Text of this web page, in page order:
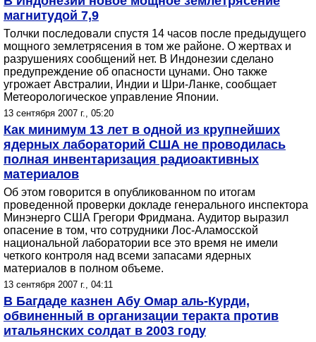
магнитудой 7,9
Толчки последовали спустя 14 часов после предыдущего
мощного землетрясения в том же районе. О жертвах и
разрушениях сообщений нет. В Индонезии сделано
предупреждение об опасности цунами. Оно также
угрожает Австралии, Индии и Шри-Ланке, сообщает
Метеорологическое управление Японии.
13 сентября 2007 г., 05:20
Как минимум 13 лет в одной из крупнейших
ядерных лабораторий США не проводилась
полная инвентаризация радиоактивных
материалов
Об этом говорится в опубликованном по итогам
проведенной проверки докладе генерального инспектора
Минэнерго США Грегори Фридмана. Аудитор выразил
опасение в том, что сотрудники Лос-Аламосской
национальной лаборатории все это время не имели
четкого контроля над всеми запасами ядерных
материалов в полном объеме.
13 сентября 2007 г., 04:11
В Багдаде казнен Абу Омар аль-Курди,
обвиненный в организации теракта против
итальянских солдат в 2003 году